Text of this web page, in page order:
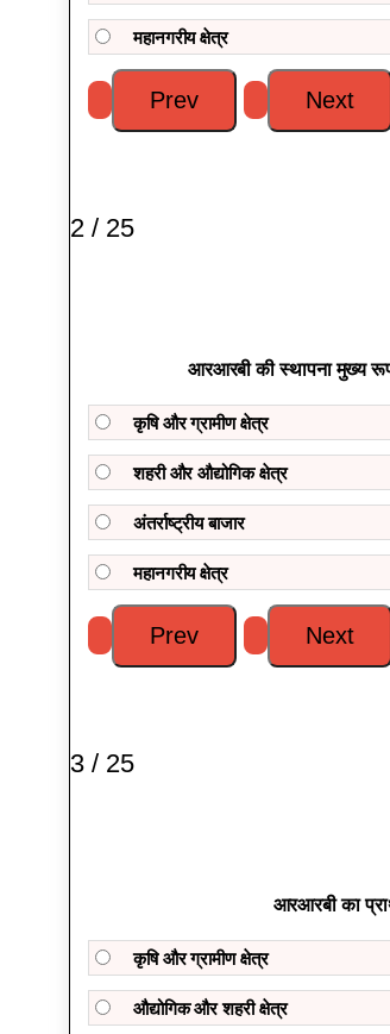
महानगरीय क्षेत्र
2 / 25
आरआरबी की स्थापना मुख्य
कृषि और ग्रामीण क्षेत्र
शहरी और औद्योगिक क्षेत्र
अंतर्राष्ट्रीय बाजार
महानगरीय क्षेत्र
3 / 25
आरआरबी का
कृषि और ग्रामीण क्षेत्र
औद्योगिक और शहरी क्षेत्र